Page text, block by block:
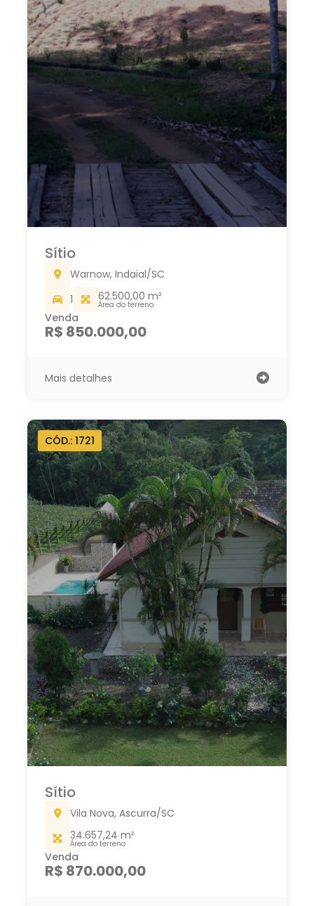
Sítio
Warnow, Indaial/SC
1
62.500,00 m²
Área do terreno
Venda
R$ 850.000,00
Mais detalhes
CÓD.: 1721
Sítio
Vila Nova, Ascurra/SC
34.657,24 m²
Área do terreno
Venda
R$ 870.000,00